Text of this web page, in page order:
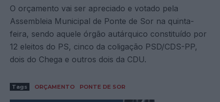
O orçamento vai ser apreciado e votado pela
Assembleia Municipal de Ponte de Sor na quinta-
feira, sendo aquele órgão autárquico constituído por
12 eleitos do PS, cinco da coligação PSD/CDS-PP,
dois do Chega e outros dois da CDU.
Tags ORÇAMENTO PONTE DE SOR